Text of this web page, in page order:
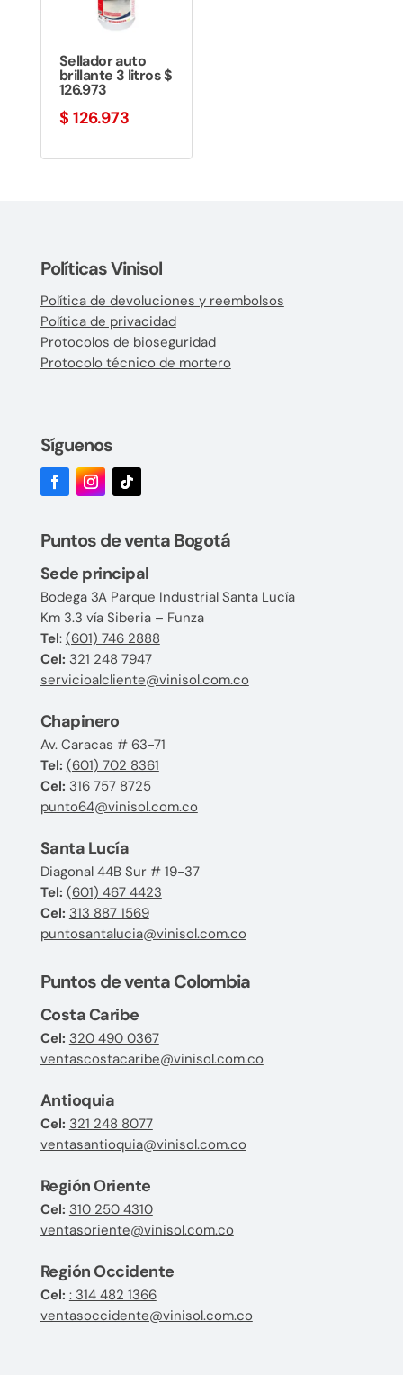
Sellador auto
brillante 3 litros $
126.973
$ 126.973
Políticas Vinisol
Política de devoluciones y reembolsos
Política de privacidad
Protocolos de bioseguridad
Protocolo técnico de mortero
Síguenos
Puntos de venta Bogotá
Sede principal
Bodega 3A Parque Industrial Santa Lucía
Km 3.3 vía Siberia – Funza
Tel: (601) 746 2888
Cel: 321 248 7947
servicioalcliente@vinisol.com.co
Chapinero
Av. Caracas # 63-71
Tel: (601) 702 8361
Cel: 316 757 8725
punto64@vinisol.com.co
Santa Lucía
Diagonal 44B Sur # 19-37
Tel: (601) 467 4423
Cel: 313 887 1569
puntosantalucia@vinisol.com.co
Puntos de venta Colombia
Costa Caribe
Cel: 320 490 0367
ventascostacaribe@vinisol.com.co
Antioquia
Cel: 321 248 8077
ventasantioquia@vinisol.com.co
Región Oriente
Cel: 310 250 4310
ventasoriente@vinisol.com.co
Región Occidente
Cel: : 314 482 1366
ventasoccidente@vinisol.com.co